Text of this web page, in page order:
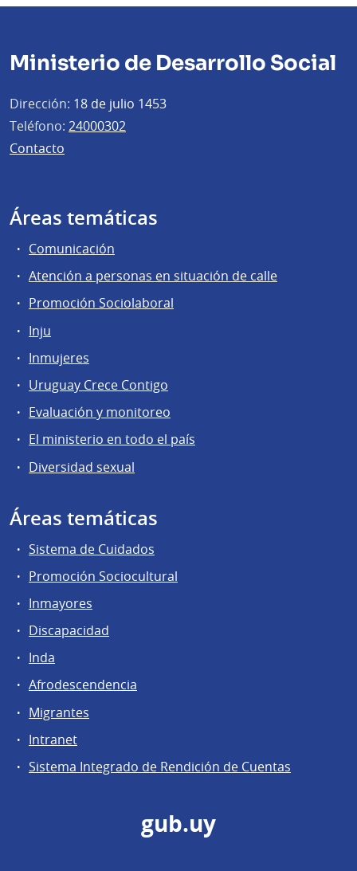
Ministerio de Desarrollo Social
Dirección: 18 de julio 1453
Teléfono: 24000302
Contacto
Áreas temáticas
Comunicación
Atención a personas en situación de calle
Promoción Sociolaboral
Inju
Inmujeres
Uruguay Crece Contigo
Evaluación y monitoreo
El ministerio en todo el país
Diversidad sexual
Áreas temáticas
Sistema de Cuidados
Promoción Sociocultural
Inmayores
Discapacidad
Inda
Afrodescendencia
Migrantes
Intranet
Sistema Integrado de Rendición de Cuentas
gub.uy